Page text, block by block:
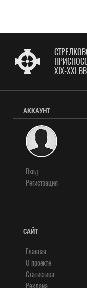
XIX-XXI ВВ
АККАУНТ
Вход
Регистрация
САЙТ
Главная
О проекте
Статистика
Реклама